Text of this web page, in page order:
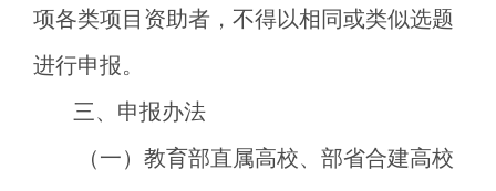
项各类项目资助者，不得以相同或类似选题
进行申报。
三、申报办法
（一）教育部直属高校、部省合建高校